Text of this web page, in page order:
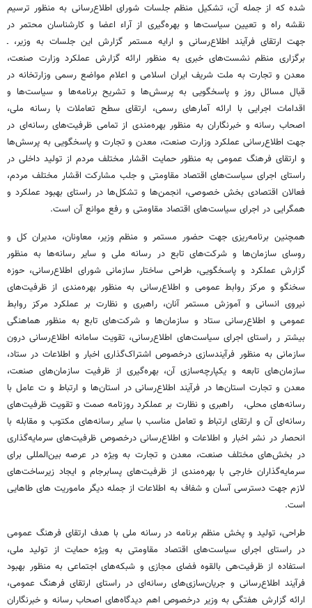
شده که از جمله آن، تشکیل منظم جلسات شورای اطلاع‌رسانی به منظور ترسیم
نقشه راه و تعیین سیاست‌ها و بهره‌گیری از آراء اعضا و کارشناسان محتمر در
جهت ارتقای فرآیند اطلاع‌رسانی و ارایه مستمر گزارش این جلسات به وزیر، ـ
برگزاری منظم نشست‌های خبری به منظور ارائه گزارش عملکرد وزارت صنعت،
معدن و تجارت به ملت شریف ایران اسلامی و اعلام مواضع رسمی وزارتخانه در
قبال مسائل روز و پاسخگویی به پرسش‌ها و تشریح برنامه‌ها و سیاست‌ها و
اقدامات اجرایی با ارائه آمارهای رسمی، ارتقای سطح تعاملات با رسانه ملی،
اصحاب رسانه و خبرنگاران به منظور بهره‌مندی از تمامی ظرفیت‌های رسانه‌ای در
جهت اطلاع‌رسانی عملکرد وزارت صنعت، معدن و تجارت و پاسخگویی به پرسش‌ها
و ارتقای فرهنگ عمومی به منظور حمایت اقشار مختلف مردم از تولید داخلی در
راستای اجرای سیاست‌های اقتصاد مقاومتی و جلب مشارکت اقشار مختلف مردم،
فعالان اقتصادی بخش خصوصی، انجمن‌ها و تشکل‌ها در راستای بهبود عملکرد و
همگرایی در اجرای سیاست‌های اقتصاد مقاومتی و رفع موانع آن است.
همچنین برنامه‌ریزی جهت حضور مستمر و منظم وزیر، معاونان، مدیران کل و
روسای سازمان‌ها و شرکت‌های تابع در رسانه ملی و سایر رسانه‌ها به منظور
گزارش عملکرد و پاسخگویی، طراحی ساختار سازمانی شورای اطلاع‌رسانی، حوزه
سخنگو و مرکز روابط عمومی و اطلاع‌رسانی به منظور بهره‌مندی از ظرفیت‌های
نیروی انسانی و آموزش مستمر آنان، راهبری و نظارت بر عملکرد مرکز روابط
عمومی و اطلاع‌رسانی ستاد و سازمان‌ها و شرکت‌های تابع به منظور هماهنگی
بیشتر ر راستای اجرای سیاست‌های اطلاع‌رسانی، تقویت سامانه اطلاع‌رسانی درون
سازمانی به منظور فرآیندسازی درخصوص اشتراک‌گذاری اخبار و اطلاعات در ستاد،
سازمان‌های تابعه و یکپارچه‌سازی آن، بهره‌گیری از ظرفیت سازمان‌های صنعت،
معدن و تجارت استان‌ها در فرآیند اطلاع‌رسانی در استان‌ها و ارتباط و ت عامل با
رسانه‌های محلی، راهبری و نظارت بر عملکرد روزنامه صمت و تقویت ظرفیت‌های
رسانه‌ای آن و ارتقای ارتباط و تعامل مناسب با سایر رسانه‌های مکتوب و مقابله با
انحصار در نشر اخبار و اطلاعات و اطلاع‌رسانی درخصوص ظرفیت‌های سرمایه‌گذاری
در بخش‌های مختلف صنعت، معدن و تجارت به ویژه در عرصه بین‌المللی برای
سرمایه‌گذاران خارجی با بهره‌مندی از ظرفیت‌های پسابرجام و ایجاد زیرساخت‌های
لازم جهت دسترسی آسان و شفاف به اطلاعات از جمله دیگر ماموریت های طاهایی
است.
طراحی، تولید و پخش منظم برنامه در رسانه ملی با هدف ارتقای فرهنگ عمومی
در راستای اجرای سیاست‌های اقتصاد مقاومتی به ویژه حمایت از تولید ملی،
استفاده از ظرفیت‌هی بالقوه فضای مجازی و شبکه‌های اجتماعی به منظور بهبود
فرآیند اطلاع‌رسانی و جریان‌سازی‌های رسانه‌ای در راستای ارتقای فرهنگ عمومی،
ارائه گزارش هفتگی به وزیر درخصوص اهم دیدگاه‌های اصحاب رسانه و خبرنگاران